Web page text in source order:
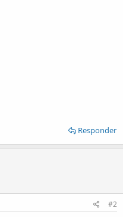
Responder
#2